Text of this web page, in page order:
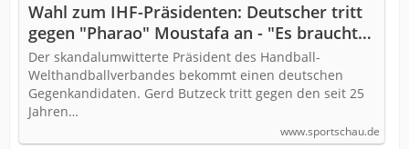
Wahl zum IHF-Präsidenten: Deutscher tritt
gegen "Pharao" Moustafa an - "Es braucht
frische Impulse"
Der skandalumwitterte Präsident des Handball-
Welthandballverbandes bekommt einen deutschen
Gegenkandidaten. Gerd Butzeck tritt gegen den seit 25
Jahren…
www.sportschau.de